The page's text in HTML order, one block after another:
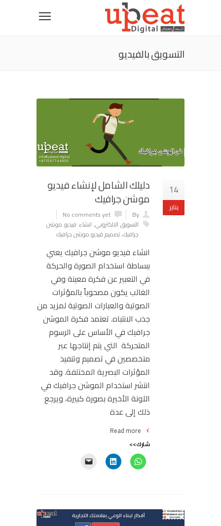
التسويق بالفيديو
14
يناير
دليلك الشامل لإنشاء فيديو
موشن جرافيك
By
No comments yet
التسويق الالكتروني, انشاء فيديو موشن
جرافيك,تصميم فيديو موشن جرافيك
انشاء فيديو موشن جرافيك يعني
ببساطة استخدام الصورة والحركة
في التعبير عن فكرة معينة وفي
الغالب يكون مصحوباً بالمؤثرات
الصوتية والعبارات الصوتية لمزيد من
جذب الانتباه. تعتمد فكرة الموشن
جرافيك في الأساس على الرسوم
المتحركة التي يتم إنتاجها عبر
متخصصين في تصميم وتنفيذ
المؤثرات البصرية المختلفة. وقد
انتشر استخدام الموشن جرافيك في
الآونة الأخيرة بصورة كبيرة، ويرجع
ذلك إلى عدة
Read more
شارك>>